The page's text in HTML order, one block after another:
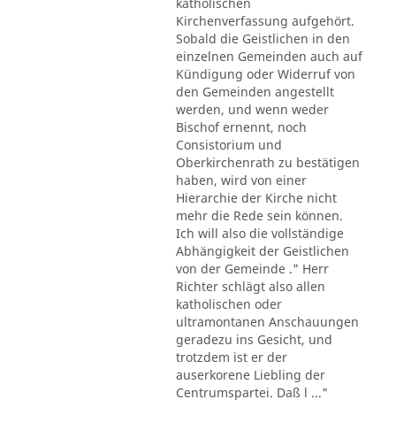
Kirchenverfassung aufgehört.
Sobald die Geistlichen in den
einzelnen Gemeinden auch auf
Kündigung oder Widerruf von
den Gemeinden angestellt
werden, und wenn weder
Bischof ernennt, noch
Consistorium und
Oberkirchenrath zu bestätigen
haben, wird von einer
Hierarchie der Kirche nicht
mehr die Rede sein können.
Ich will also die vollständige
Abhängigkeit der Geistlichen
von der Gemeinde ." Herr
Richter schlägt also allen
katholischen oder
ultramontanen Anschauungen
geradezu ins Gesicht, und
trotzdem ist er der
auserkorene Liebling der
Centrumspartei. Daß l ..."